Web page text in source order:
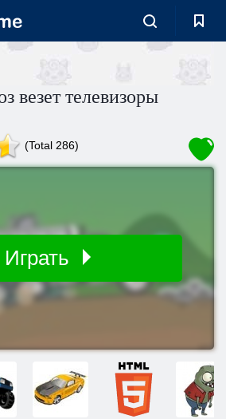
везет телевизоры
(Total 286)
Играть